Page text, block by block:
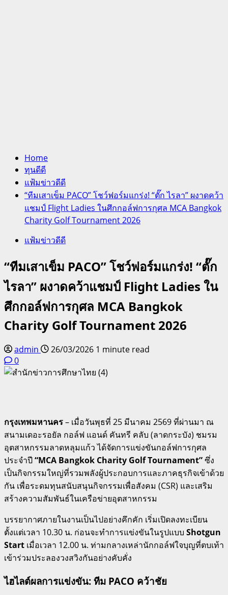
Home
ทุนดีดี
แฟ้มข่าวดีดี
“ทีมเสาเข็ม PACO” โชว์ฟอร์มแกร่ง! “ตั๊ก ไรลา” ผงาดคว้า
แชมป์ Flight Ladies ในศึกกอล์ฟการกุศล MCA Bangkok
Charity Golf Tournament 2026
แฟ้มข่าวดีดี
“ทีมเสาเข็ม PACO” โชว์ฟอร์มแกร่ง! “ตั๊ก
ไรลา” ผงาดคว้าแชมป์ Flight Ladies ใน
ศึกกอล์ฟการกุศล MCA Bangkok
Charity Golf Tournament 2026
admin 26/03/2026 1 minute read
0
กรุงเทพมหานคร– เมื่อวันพุธที่ 25 มีนาคม 2569 ที่ผ่านมา ณ
สนามเดอะรอยัล กอล์ฟ แอนด์ คันทรี คลับ (ลาดกระบัง) ชมรม
อุตสาหกรรมลาดหลุมแก้ว ได้จัดการแข่งขันกอล์ฟการกุศล
ประจำปี“MCA Bangkok Charity Golf Tournament”ซึ่ง
เป็นกิจกรรมใหญ่ที่รวมพลังผู้ประกอบการและภาคธุรกิจเข้าด้วย
กัน เพื่อระดมทุนสนับสนุนกิจกรรมเพื่อสังคม (CSR) และเสริม
สร้างความสัมพันธ์ในเครือข่ายอุตสาหกรรม
บรรยากาศภายในงานเป็นไปอย่างคึกคัก เริ่มเปิดลงทะเบียน
ตั้งแต่เวลา 10.30 น. ก่อนจะทำการแข่งขันในรูปแบบ Shotgun
Start เมื่อเวลา 12.00 น. ท่ามกลางเหล่านักกอล์ฟใจบุญที่ตบเท้า
เข้าร่วมประลองวงสวิงกันอย่างคับคั่ง
ไฮไลต์ผลการแข่งขัน: ทีม PACO คว้าชัย